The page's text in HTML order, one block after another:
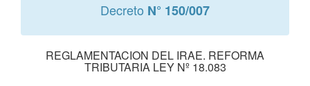
Decreto N° 150/007
REGLAMENTACION DEL IRAE. REFORMA
TRIBUTARIA LEY Nº 18.083